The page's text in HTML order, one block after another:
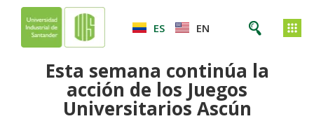
ES EN
Esta semana continúa la
acción de los Juegos
Universitarios Ascún